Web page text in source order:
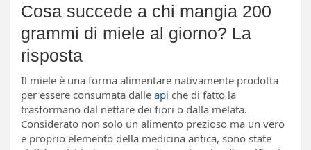
Cosa succede a chi mangia 200
grammi di miele al giorno? La
risposta
Il miele è una forma alimentare nativamente prodotta
per essere consumata dalle api che di fatto la
trasformano dal nettare dei fiori o dalla melata.
Considerato non solo un alimento prezioso ma un vero
e proprio elemento della medicina antica, sono state